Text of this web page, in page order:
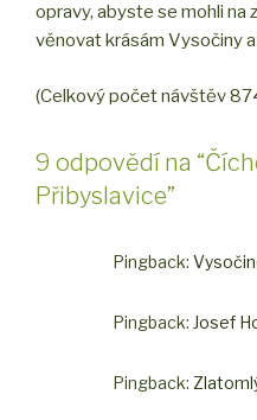
opravy, abyste se mohli na
věnovat krásám Vysočiny
(Celkový počet návštěv
9 odpovědí na
Přibyslavice”
Pingback:
Pingback: Josef
Pingback: